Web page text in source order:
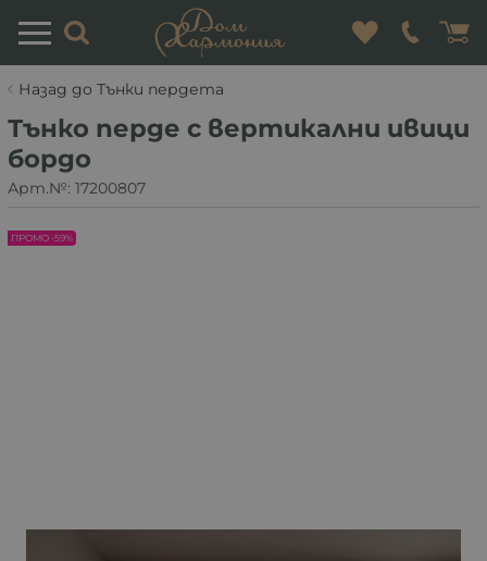
Назад до Тънки пердета
Тънко перде с вертикални ивици
бордо
Арт.№: 17200807
ПРОМО -59%